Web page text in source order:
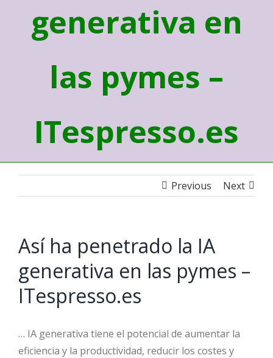
generativa en
las pymes –
ITespresso.es
Previous Next
Así ha penetrado la IA
generativa en las pymes –
ITespresso.es
… IA generativa tiene el potencial de aumentar la
eficiencia y la productividad, reducir los costes y